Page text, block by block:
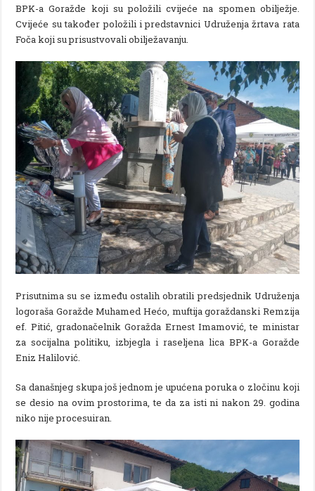
BPK-a Goražde koji su položili cvijeće na spomen obilježje.
Cvijeće su također položili i predstavnici Udruženja žrtava rata
Foča koji su prisustvovali obilježavanju.
Prisutnima su se između ostalih obratili predsjednik Udruženja
logoraša Goražde Muhamed Hećo, muftija goraždanski Remzija
ef. Pitić, gradonačelnik Goražda Ernest Imamović, te ministar
za socijalna politiku, izbjegla i raseljena lica BPK-a Goražde
Eniz Halilović.
Sa današnjeg skupa još jednom je upućena poruka o zločinu koji
se desio na ovim prostorima, te da za isti ni nakon 29. godina
niko nije procesuiran.